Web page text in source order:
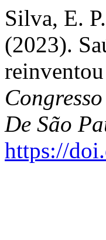
Silva, E.
(2023).
De São
https://